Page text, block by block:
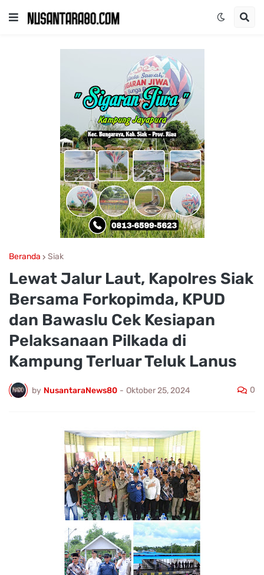
Beranda Siak
Lewat Jalur Laut, Kapolres Siak
Bersama Forkopimda, KPUD
dan Bawaslu Cek Kesiapan
Pelaksanaan Pilkada di
Kampung Terluar Teluk Lanus
by NusantaraNews80 - Oktober 25, 2024 0